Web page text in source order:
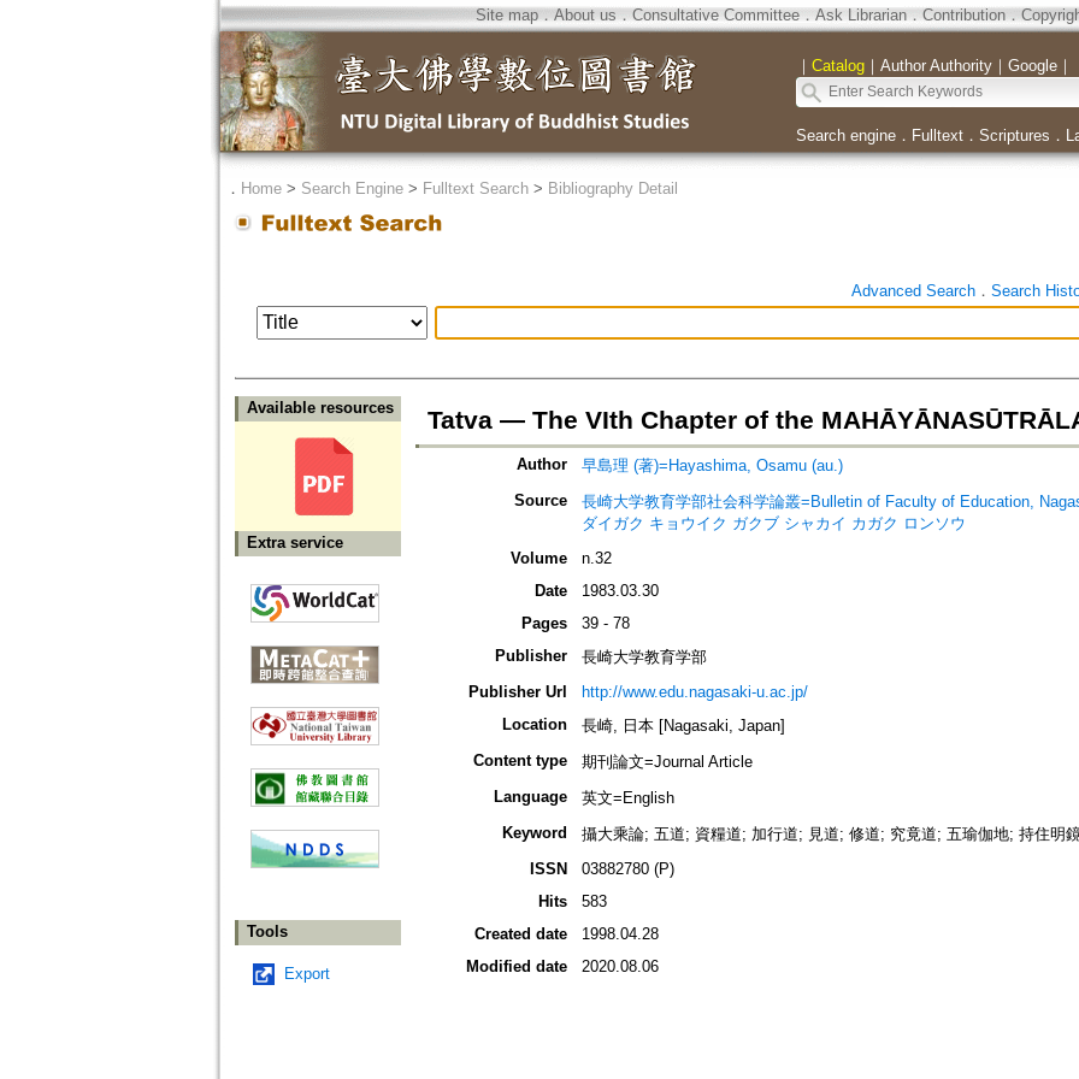
Site map．About us ． Consultative Committee． Ask Librarian． Contribution．
｜ Catalog｜ Author Authority｜ Google｜
Search engine． Fulltext． Scriptures ．
． Home> Search Engine> Fulltext Search> Bibliography Detail
Advanced Search． Search
Available resources
Extra service
Tools
Export
Tatva — The VIth Chapter of the
Author
早島理 (著)=Hayashima, Osamu (au.)
Source
長崎大学教育学部社会科学論叢=Bulletin of Faculty of Education,
ダイガク キョウイク ガクブ シャカイ カガク ロンソウ
Volume
n.32
Date
1983.03.30
Pages
39 - 78
Publisher
長崎大学教育学部
Publisher Url
http://www.edu.nagasaki-u.ac.jp/
Location
長崎, 日本 [Nagasaki, Japan]
Content type
期刊論文=Journal Article
Language
英文=English
Keyword
攝大乘論; 五道; 資糧道; 加行道; 見道; 修道; 究竟道; 五瑜伽地; 持住明
ISSN
03882780 (P)
Hits
583
Created date
1998.04.28
Modified date
2020.08.06